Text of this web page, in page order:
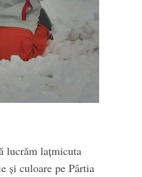
lucrăm lațmicuta
și culoare pe Pârtia